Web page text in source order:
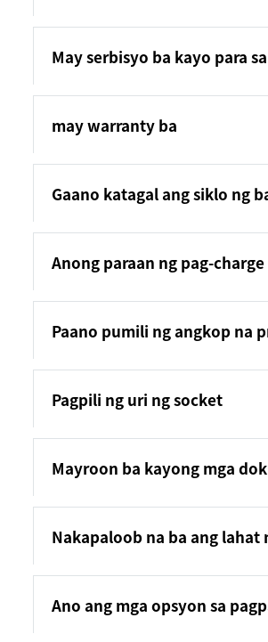
May serbisyo ba kayo para
may warranty ba
Gaano katagal ang siklo ng
Anong paraan ng pag-charge
Paano pumili ng angkop na
Pagpili ng uri ng socket
Mayroon ba kayong mga
Nakapaloob na ba ang lahat
Ano ang mga opsyon sa